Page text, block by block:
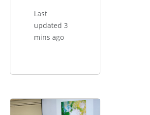
Last
updated 3
mins ago